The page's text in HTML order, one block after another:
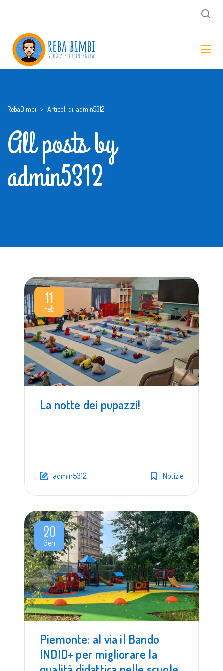
RebaBimbi > Articoli di: admin5312
All posts by
admin5312
11
Feb
La notte dei pupazzi!
admin5312 Notizie
20
Gen
Piemonte: al via il Bando
INDID+ per migliorare la